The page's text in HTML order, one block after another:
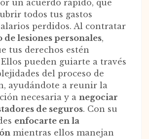
un acuerdo rápido, que
todos tus gastos
perdidos. Al contratar
de lesiones personales,
tus derechos estén
pueden guiarte a través
del proceso de
ayudándote a reunir la
necesaria y a negociar
de seguros. Con su
enfocarte en la
mientras ellos manejan